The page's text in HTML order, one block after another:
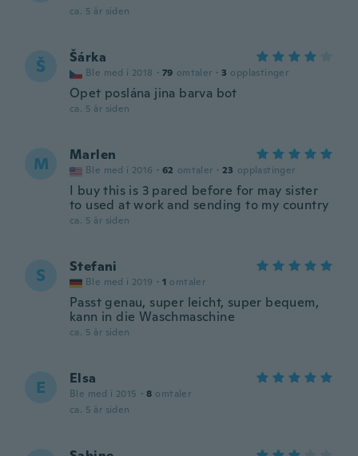
ca. 5 år siden
Š Šárka
Ble med i 2018 · 79 omtaler · 3 opplastinger
Opet poslána jina barva bot
ca. 5 år siden
M Marlen
Ble med i 2016 · 62 omtaler · 23 opplastinger
I buy this is 3 pared before for may sister
to used at work and sending to my country
ca. 5 år siden
S Stefani
Ble med i 2019 · 1 omtaler
Passt genau, super leicht, super bequem,
kann in die Waschmaschine
ca. 5 år siden
E Elsa
Ble med i 2015 · 8 omtaler
ca. 5 år siden